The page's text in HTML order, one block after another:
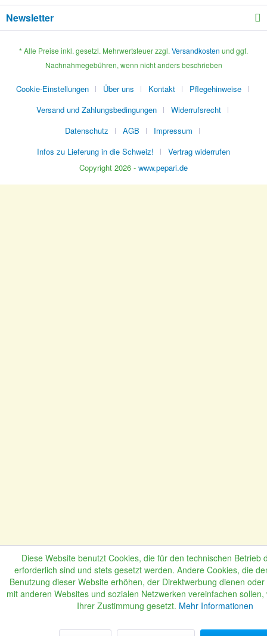
Newsletter
* Alle Preise inkl. gesetzl. Mehrwertsteuer zzgl. Versandkosten und ggf.
Nachnahmegebühren, wenn nicht anders beschrieben
Cookie-Einstellungen Über uns Kontakt
Pflegehinweise
Versand und Zahlungsbedingungen
Widerrufsrecht
Datenschutz
AGB
Impressum
Infos zu Lieferung in die Schweiz!
Vertrag widerrufen
Copyright 2026 - www.pepari.de
Diese Website benutzt Cookies, die für den technischen Betrieb
erforderlich sind und stets gesetzt werden. Andere Cookies, die
Benutzung dieser Website erhöhen, der Direktwerbung dienen
mit anderen Websites und sozialen Netzwerken vereinfachen
Ihrer Zustimmung gesetzt. Mehr Informationen